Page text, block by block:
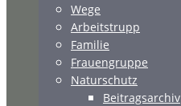
Wege
Arbeitstrupp
Familie
Frauengruppe
Naturschutz
Beitragsarchiv